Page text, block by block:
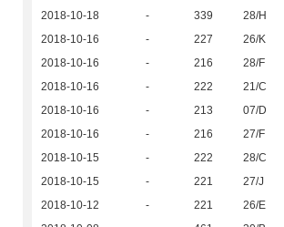
2018-10-18
- 339 28/H
2018-10-16
- 227 26/K
2018-10-16
- 216 28/F
2018-10-16
- 222 21/C
2018-10-16
- 213 07/D
2018-10-16
- 216 27/F
2018-10-15
- 222 28/C
2018-10-15
- 221 27/J
2018-10-12
- 221 26/E